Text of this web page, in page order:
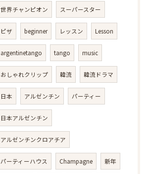
世界チャンピオン スーパースター
ピザ beginner レッスン Lesson
argentinetango tango music
おしゃれクリップ 韓流 韓流ドラマ
日本 アルゼンチン パーティー
日本アルゼンチン
アルゼンチンクロアチア
パーティーハウス Champagne 新年